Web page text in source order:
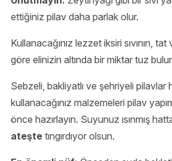
ettiğiniz pilav daha parlak olur.
Kullanacağınız lezzet iksiri sıvının,
göre elinizin altında bir miktar tuz
Sebzeli, bakliyatlı ve şehriyeli pilavlar
kullanacağınız malzemeleri pilav
önce hazırlayın. Suyunuz ısınmış
ateşte tıngırdıyor olsun.